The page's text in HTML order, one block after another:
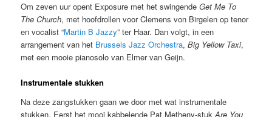
Om zeven uur opent Exposure met het swingendeGet Me To
The Church, met hoofdrollen voor Clemens von Birgelen op tenor
en vocalist “Martin B Jazzy” ter Haar. Dan volgt, in een
arrangement van het Brussels Jazz Orchestra,Big Yellow Taxi,
met een mooie pianosolo van Elmer van Geijn.
Instrumentale stukken
Na deze zangstukken gaan we door met wat instrumentale
stukken. Eerst het mooi kabbelende Pat Metheny-stukAre You